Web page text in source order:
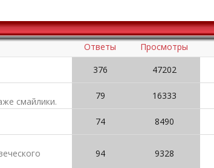
Ответы Просмотры
376 47202
смайлики.
79 16333
74 8490
94 9328